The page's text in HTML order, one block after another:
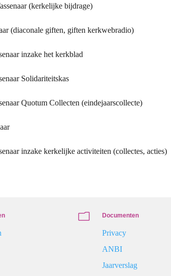
(kerkelijke bijdrage)
(diaconale giften, giften kerkwebradio)
inzake het kerkblad
Solidariteitskas
Quotum Collecten (eindejaarscollecte)
inzake kerkelijke activiteiten (collectes, acties)
m Documenten
Privacy
ANBI
Jaarverslag